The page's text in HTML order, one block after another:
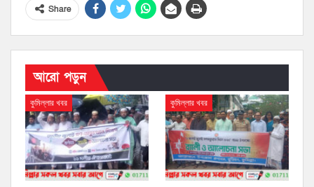
Share
আরো পড়ুন
কুমিল্লার খবর কুমিল্লার খবর